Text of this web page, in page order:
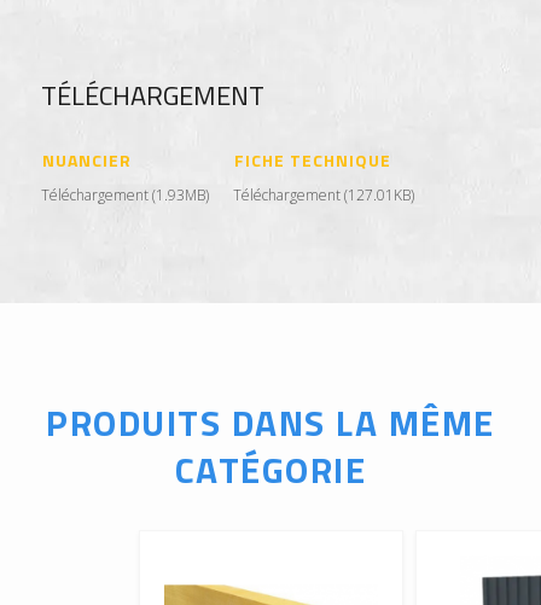
TÉLÉCHARGEMENT
NUANCIER
Téléchargement (1.93MB)
FICHE TECHNIQUE
Téléchargement (127.01KB)
PRODUITS DANS LA MÊME
CATÉGORIE